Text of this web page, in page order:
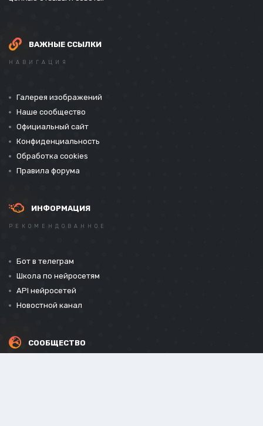
ВАЖНЫЕ ССЫЛКИ
НАВИГАЦИЯ
Галерея изображений
Наше сообщество
Официальный сайт
Конфиденциальность
Обработка cookies
Правила форума
ИНФОРМАЦИЯ
РЕКОМЕНДОВАННОЕ
Бот в телеграм
Школа по нейросетям
API нейросетей
Новостной канал
СООБЩЕСТВО